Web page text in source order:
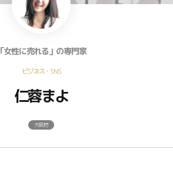
「女性に売れる」の専門家
ビジネス・SNS
仁蓉まよ
大阪府